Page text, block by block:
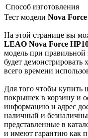
Способ изготовления
Тест модели Nova
На этой странице вы
LEAO Nova Force
модель при правильной
будет демонстрировать
всего времени
Для того чтобы купить
покрышек в корзину и
информацию и адрес
наличный и
представленные в
и имеют гарантию как